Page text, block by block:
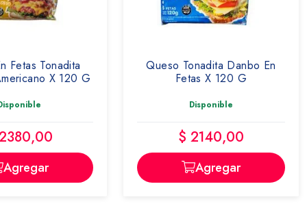
Fetas Tonadita
X 120 G
Agregar
Queso Tonadita Danbo En
Fetas X 120 G
Disponible
$ 2140,00
Agregar